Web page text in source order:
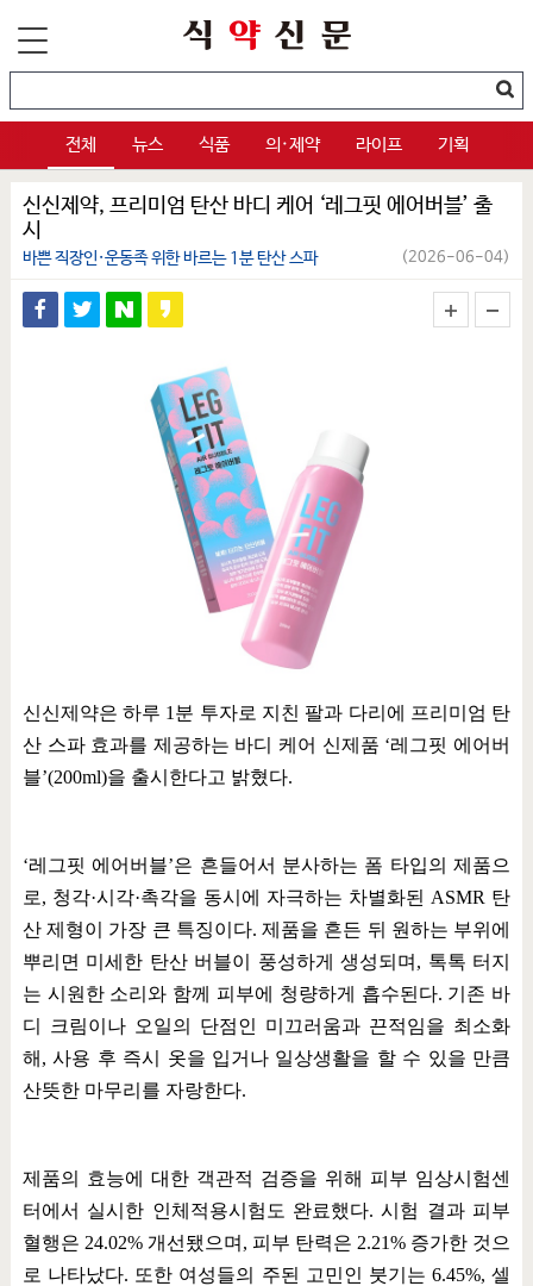
전체 뉴스 식품 의·제약 라이프 기획
신신제약, 프리미엄 탄산 바디 케어 ‘레그핏 에어버블’ 출
시
바쁜 직장인·운동족 위한 바르는 1분 탄산 스파 (2026-06-04)
신신제약은 하루 1 분 투자로 지친 팔과 다리에 프리미엄 탄
산 스파 효과를 제공하는 바디 케어 신제품 ‘레그핏 에어버
블’(200ml)을 출시한다고 밝혔다.
‘레그핏 에어버블’은 흔들어서 분사하는 폼 타입의 제품으
로, 청각·시각·촉각을 동시에 자극하는 차별화된 ASMR 탄
산 제형이 가장 큰 특징이다.제품을 흔든 뒤 원하는 부위에
뿌리면 미세한 탄산 버블이 풍성하게 생성되며 , 톡톡 터지
는 시원한 소리와 함께 피부에 청량하게 흡수된다. 기존 바
디 크림이나 오일의 단점인 미끄러움과 끈적임을 최소화
해 ,사용 후 즉시 옷을 입거나 일상생활을 할 수 있을 만큼
산뜻한 마무리를 자랑한다.
제품의 효능에 대한 객관적 검증을 위해 피부 임상시험센
터에서 실시한 인체적용시험도 완료했다.시험 결과 피부
혈행은 24.02% 개선됐으며 , 피부 탄력은 2.21% 증가한 것으
로 나타났다. 또한 여성들의 주된 고민인 붓기는 6.45%,셀